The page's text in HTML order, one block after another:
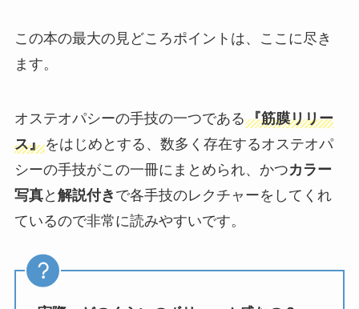
この本の最大の見どころポイントは、ここに尽き
ます。
オステオパシーの手技の一つである『筋膜リリー
ス』をはじめとする、数多く存在するオステオパ
シーの手技がこの一冊にまとめられ、かつカラー
写真と 解説付き で各手技のレクチャーをしてくれ
ているので非常に読みやすいです。